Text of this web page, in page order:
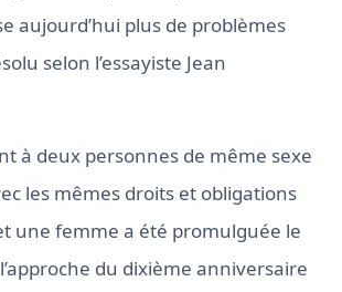
aujourd’hui plus de problèmes
selon l’essayiste Jean
à deux personnes de même sexe
les mêmes droits et obligations
une femme a été promulguée le
du dixième anniversaire